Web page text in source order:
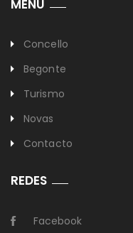
MENÚ
Concello
Begonte
Turismo
Novas
Contacto
REDES
Facebook